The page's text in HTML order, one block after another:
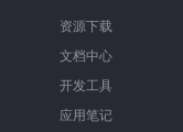
资源下载
文档中心
开发工具
应用笔记